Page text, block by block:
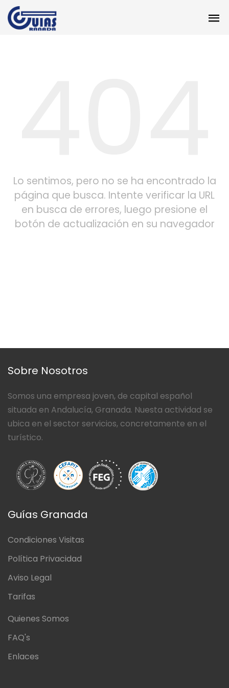
Lo sentimos, pero no se ha encontrado la
página que busca. Intente verificar la URL
en busca de errores, luego presione el
botón de actualización en su navegador
Sobre Nosotros
Somos una empresa joven, de capital español
situada en Andalucía, Granada. Nuesta actividad se
ubica en el sector servicios, concretamente en el
turístico.
Guías Granada
Condiciones Visitas
Política Privacidad
Aviso Legal
Tarifas
Quienes Somos
FAQ's
Enlaces